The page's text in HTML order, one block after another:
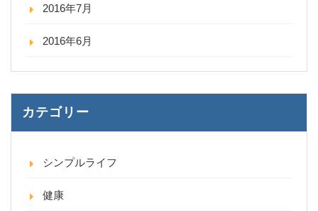
2016年7月
2016年6月
カテゴリー
シンプルライフ
健康